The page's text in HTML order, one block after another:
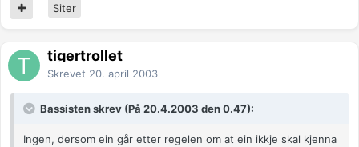
Siter
tigertrollet
Skrevet 20. april 2003
Bassisten skrev (På 20.4.2003 den 0.47):
Ingen, dersom ein går etter regelen om at ein ikkje skal kjenna